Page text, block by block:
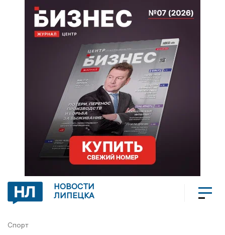
НОВОСТИ
ЛИПЕЦКА
Спорт